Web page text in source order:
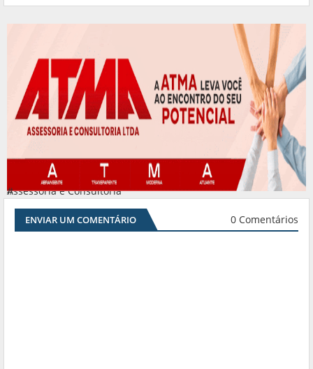
Assessoria e Consultoria
#
ENVIAR UM COMENTÁRIO 0 Comentários